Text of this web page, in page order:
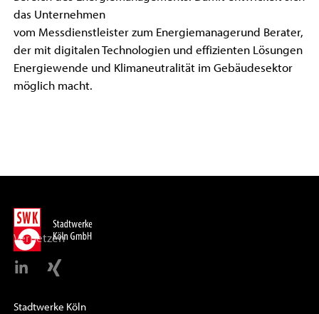
das Unternehmen
vom Messdienstleister zum Energiemanagerund Berater,
der mit digitalen Technologien und effizienten Lösungen
Energiewende und Klimaneutralität im Gebäudesektor
möglich macht.
Vernetzen
Stadtwerke Köln